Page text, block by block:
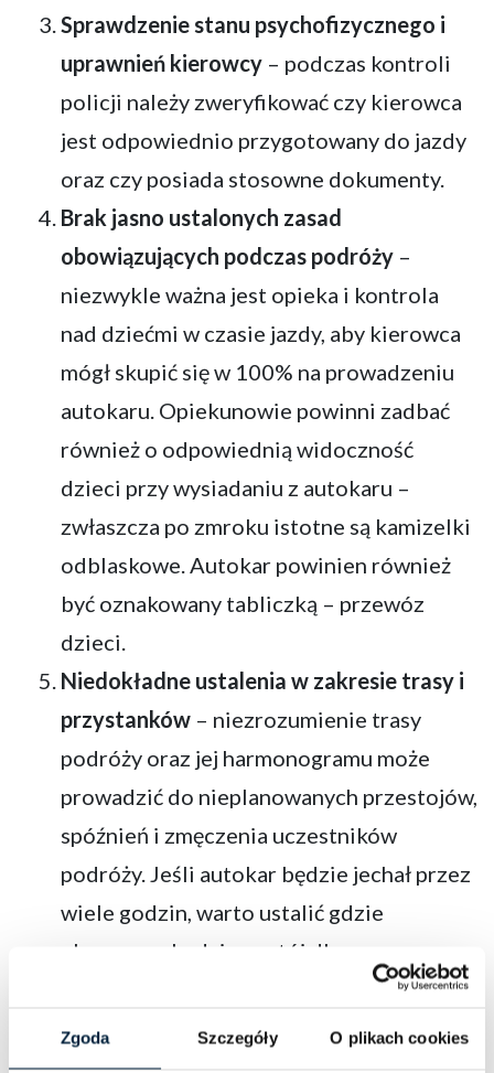
Zgoda Szczegóły O plikach cookies
Sprawdzenie stanu psychofizycznego i
uprawnień kierowcy – podczas kontroli
policji należy zweryfikować czy kierowca
jest odpowiednio przygotowany do jazdy
oraz czy posiada stosowne dokumenty.
Brak jasno ustalonych zasad
obowiązujących podczas podróży –
niezwykle ważna jest opieka i kontrola
nad dziećmi w czasie jazdy, aby kierowca
mógł skupić się w 100% na prowadzeniu
autokaru. Opiekunowie powinni zadbać
również o odpowiednią widoczność
dzieci przy wysiadaniu z autokaru –
zwłaszcza po zmroku istotne są kamizelki
odblaskowe. Autokar powinien również
być oznakowany tabliczką – przewóz
dzieci.
Niedokładne ustalenia w zakresie trasy i
przystanków – niezrozumienie trasy
podróży oraz jej harmonogramu może
prowadzić do nieplanowanych przestojów,
spóźnień i zmęczenia uczestników
podróży. Jeśli autokar będzie jechał przez
wiele godzin, warto ustalić gdzie
planowany będzie postój dla grupy.